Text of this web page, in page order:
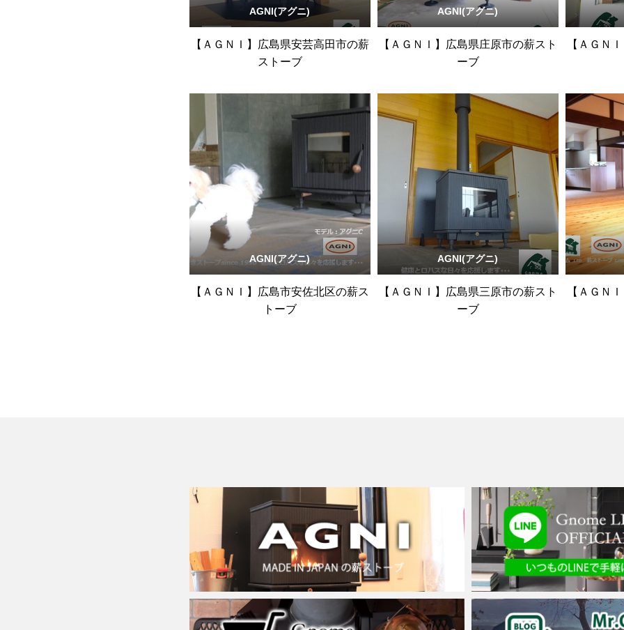
AGNI(アグニ)
【ＡＧＮＩ】広島県安芸高田市の薪
ストーブ
AGNI(アグニ)
【ＡＧＮＩ】広島県庄原市の薪スト
ーブ
【ＡＧＮ
AGNI(アグニ)
【ＡＧＮＩ】広島市安佐北区の薪ス
トーブ
AGNI(アグニ)
【ＡＧＮＩ】広島県三原市の薪スト
ーブ
【ＡＧＮ